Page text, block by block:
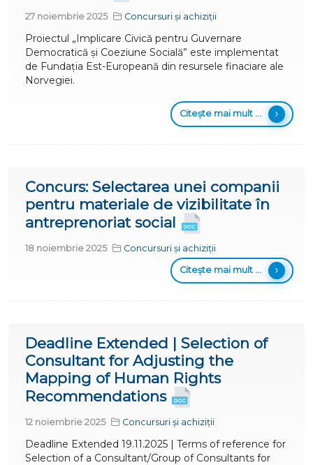
27 noiembrie 2025 Concursuri și achiziții
Proiectul „Implicare Civică pentru Guvernare
Democratică și Coeziune Socială” este implementat
de Fundația Est-Europeană din resursele finaciare ale
Norvegiei.
Citește mai mult ...
Concurs: Selectarea unei companii
pentru materiale de vizibilitate în
antreprenoriat social
18 noiembrie 2025 Concursuri și achiziții
Citește mai mult ...
Deadline Extended | Selection of
Consultant for Adjusting the
Mapping of Human Rights
Recommendations
12 noiembrie 2025 Concursuri și achiziții
Deadline Extended 19.11.2025 | Terms of reference for
Selection of a Consultant/Group of Consultants for